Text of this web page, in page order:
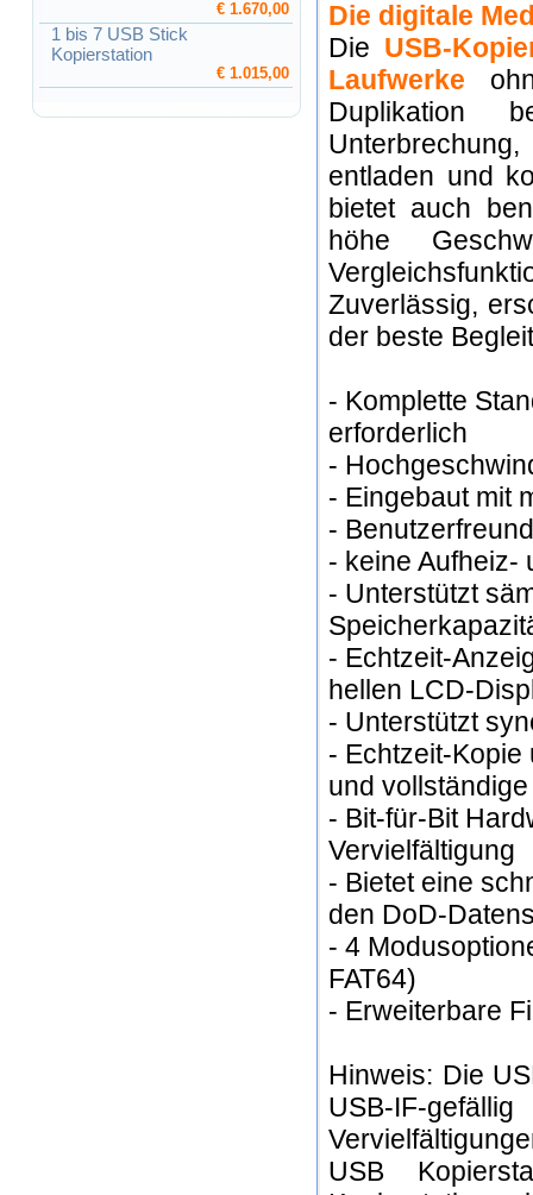
Die digitale
Die USB-
Laufwerke
Duplikation
entladen und
bietet auch
höhe
Zuverlässig,
der beste
- Komplette
erforderlich
-
- Eingebaut mit
-
- keine Aufheiz-
- Unterstützt
- Echtzeit-
hellen LCD-
- Unterstützt
- Echtzeit-Kopie
und
- Bit-für-Bit
Vervielfältigung
- Bietet eine
den DoD-
- 4
FAT64)
- Erweiterbare
Hinweis: Die
USB-IF-
USB
€ 1.670,00
1 bis 7 USB Stick
Kopierstation
€ 1.015,00